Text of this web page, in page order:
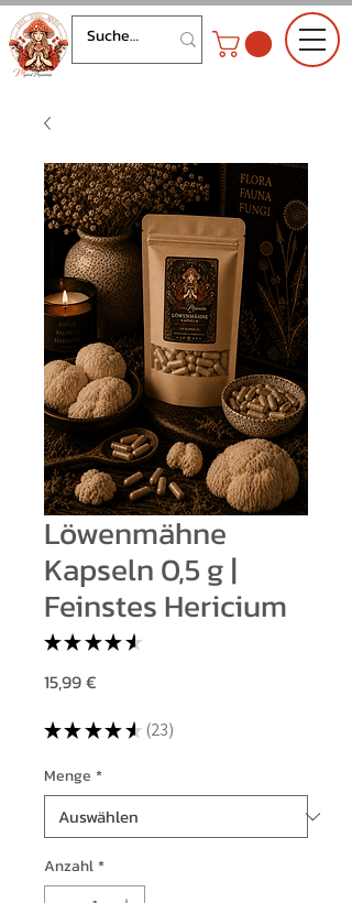
Löwenmähne
Kapseln 0,5 g |
Feinstes Hericium
★ ★ ★ ★ ★
15,99 €Preis
★ ★ ★ ★ ★ 23
23
Menge *
Anzahl*